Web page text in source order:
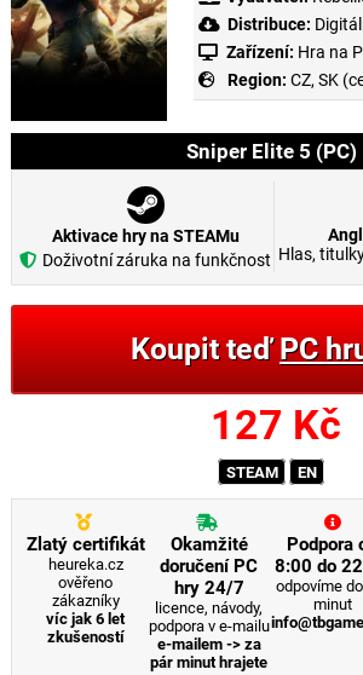
Distribuce:
Zařízení: Hra na
Region: CZ, SK
Sniper Elite 5 (PC)
Aktivace hry na STEAMu
Doživotní záruka na funkčnost Hlas,
Koupit teďPC
127 Kč
STEAM EN
Zlatý certifikát
heureka.cz
ověřeno
zákazníky
víc jak 6 let
zkušeností
Okamžité
doručení PC
hry 24/7
licence, návody,
podpora v e-mailu
e-mailem -> za
pár minut hrajete
Podpora
8:00 do
odpovíme
minut